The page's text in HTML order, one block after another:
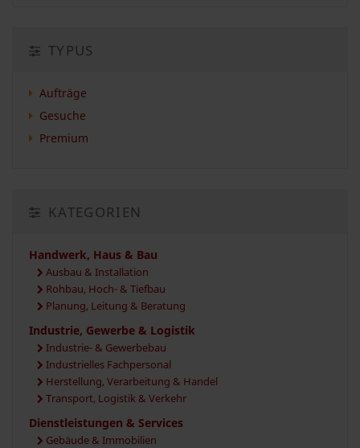
TYPUS
Aufträge
Gesuche
Premium
KATEGORIEN
Handwerk, Haus & Bau
Ausbau & Installation
Rohbau, Hoch- & Tiefbau
Planung, Leitung & Beratung
Industrie, Gewerbe & Logistik
Industrie- & Gewerbebau
Industrielles Fachpersonal
Herstellung, Verarbeitung & Handel
Transport, Logistik & Verkehr
Dienstleistungen & Services
Gebäude & Immobilien